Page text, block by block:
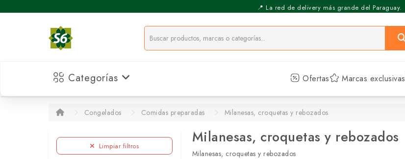
📍 La red de delivery más grande del Paraguay.
⚡️ Pickup Express - Retirás en 30 min.
Categorías Ofertas Marcas exclusivas
Congelados Comidas preparadas Milanesas, croquetas y rebozados
Limpiar filtros Milanesas, croquetas y rebozados
Milanesas, croquetas y rebozados